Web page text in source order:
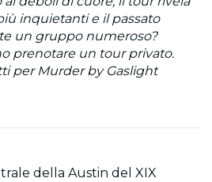
inquietanti e il passato
un gruppo numeroso?
prenotare un tour privato.
per Murder by Gaslight
della Austin del XIX